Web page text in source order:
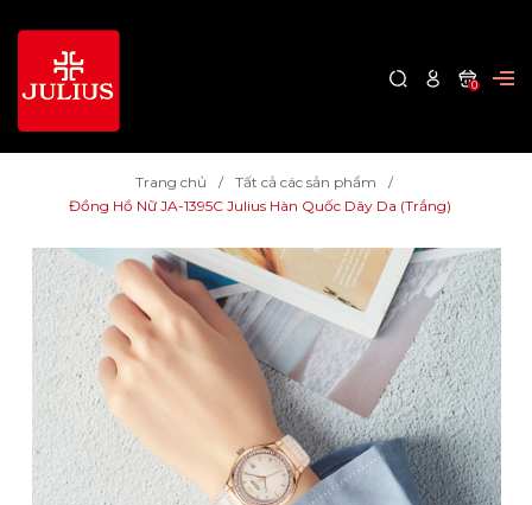
0
Trang chủ
Tất cả các sản phẩm
Đồng Hồ Nữ JA-1395C Julius Hàn Quốc Dây Da (Trắng)